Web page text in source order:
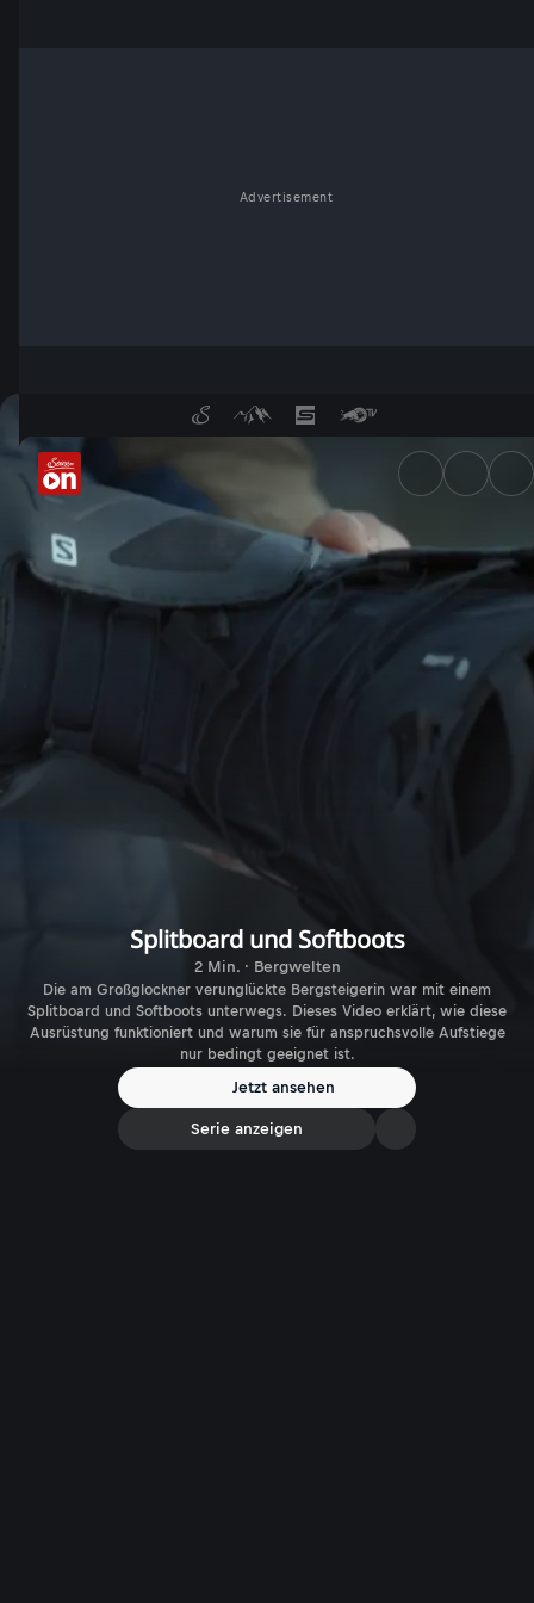
Advertisement
Splitboard und Softboots:
Splitboard und Softboots
2 Min. · Bergwelten
Die am Großglockner verunglückte Bergsteigerin war mit einem
Splitboard und Softboots unterwegs. Dieses Video erklärt, wie diese
Ausrüstung funktioniert und warum sie für anspruchsvolle Aufstiege
nur bedingt geeignet ist.
Jetzt ansehen
Serie anzeigen